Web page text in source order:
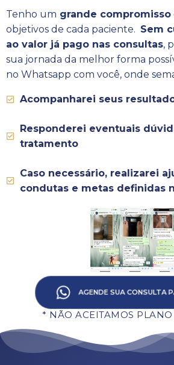
Tenho um grande compromisso
objetivos de cada paciente. Sem
ao valor já pago nas consultas,
sua jornada da melhor forma
no Whatsapp com você, onde
Acompanharei seus
Responderei eventuais
tratamento
Caso necessário, realizarei
condutas e metas definidas
AGENDE SUA CONSULTA
* NÃO ACEITAMOS